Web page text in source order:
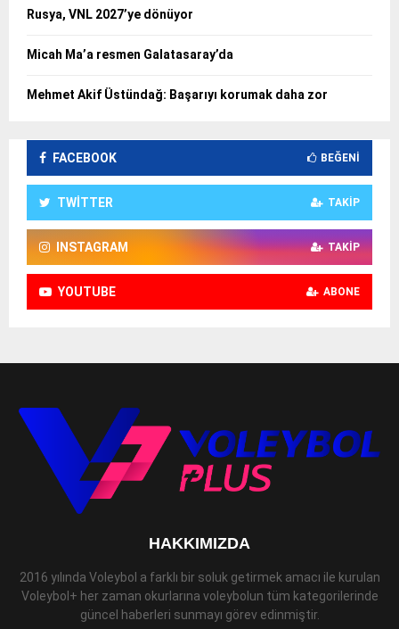
Rusya, VNL 2027’ye dönüyor
Micah Ma’a resmen Galatasaray’da
Mehmet Akif Üstündağ: Başarıyı korumak daha zor
FACEBOOK BEĞENI
TWITTER TAKIP
INSTAGRAM TAKIP
YOUTUBE ABONE
HAKKIMIZDA
2016 yılında Voleybol a farklı bir soluk getirmek amacı ile kurulan
Voleybol+ her zaman okurlarına voleybolun tüm kategorilerinde
güncel haberleri sunmayı görev edinmiştir.